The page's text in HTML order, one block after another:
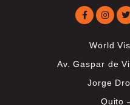
World
Av. Gaspar de
Jorge
Quito